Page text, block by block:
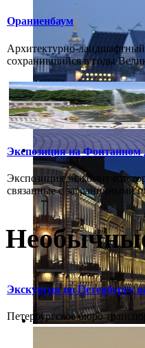
Ораниенбаум
Архитектурно-
сохранившийся в годы
Экспозиция на Фонтанном
Экспозиция знакомит с
связанные с заграничными
Экскурсия по Петербургу
Петербургское бюро